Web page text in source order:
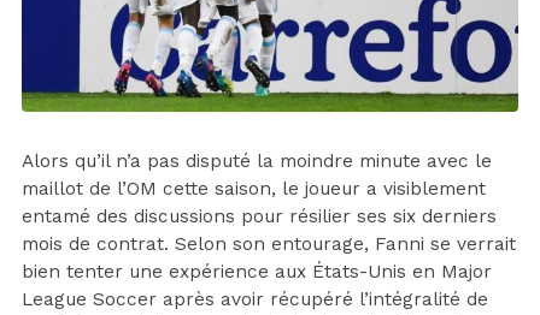
Alors qu’il n’a pas disputé la moindre minute avec le
maillot de l’OM cette saison, le joueur a visiblement
entamé des discussions pour résilier ses six derniers
mois de contrat. Selon son entourage, Fanni se verrait
bien tenter une expérience aux États-Unis en Major
League Soccer après avoir récupéré l’intégralité de